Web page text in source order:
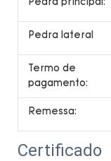
Pedra principal:
Pedra lateral
Termo de
pagamento:
Remessa:
Certificado